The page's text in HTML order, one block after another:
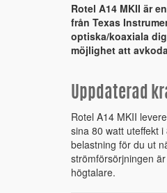
Rotel A14 MKII är
från Texas
optiska/koaxiala
möjlighet att
Uppdaterad
Rotel A14 MKII
sina 80 watt uteffekt
belastning för du ut
strömförsörjningen
högtalare.